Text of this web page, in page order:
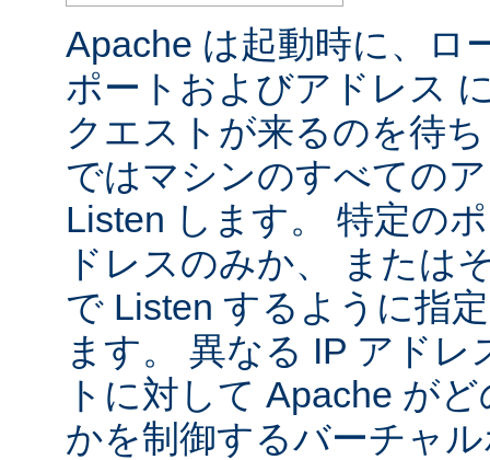
Apache は起動時に、ロ
ポートおよびアドレス
クエストが来るのを待
ではマシンのすべての
Listen します。 特定の
ドレスのみか、 または
で Listen するように指
ます。 異なる IP アド
トに対して Apache が
かを制御するバーチャ